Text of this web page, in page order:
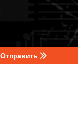
Отправить